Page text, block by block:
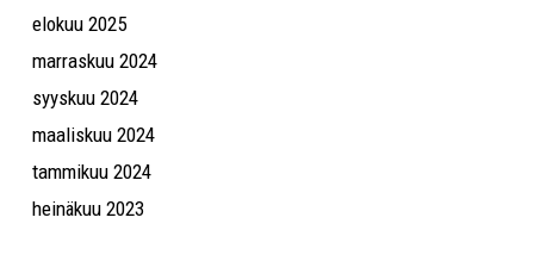
elokuu 2025
marraskuu 2024
syyskuu 2024
maaliskuu 2024
tammikuu 2024
heinäkuu 2023